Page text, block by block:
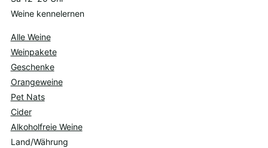
Weine kennelernen
Alle Weine
Weinpakete
Geschenke
Orangeweine
Pet Nats
Cider
Alkoholfreie Weine
Land/Währung